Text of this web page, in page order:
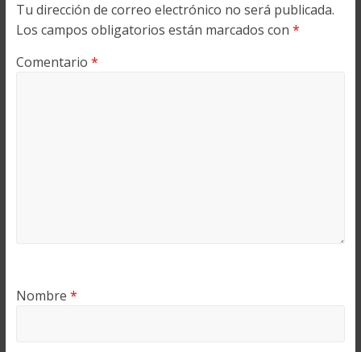
Tu dirección de correo electrónico no será publicada.
Los campos obligatorios están marcados con *
Comentario *
Nombre *